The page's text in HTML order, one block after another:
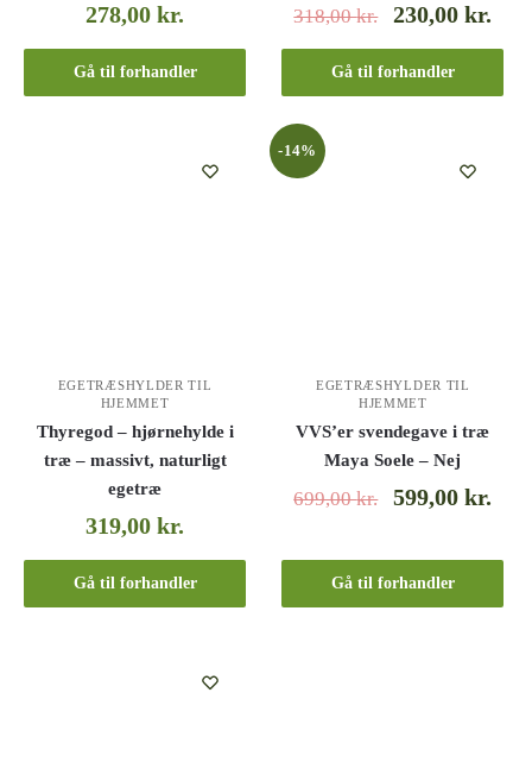
278,00kr.
Gå til forhandler
318,00kr. 230,00kr.
Gå til forhandler
EGETRÆSHYLDER TIL
HJEMMET
Thyregod – hjørnehylde i
træ – massivt, naturligt
egetræ
319,00kr.
Gå til forhandler
-14%
EGETRÆSHYLDER TIL
HJEMMET
VVS’er svendegave i træ
Maya Soele – Nej
699,00kr. 599,00kr.
Gå til forhandler